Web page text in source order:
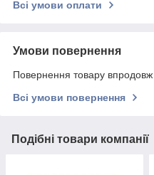
Всі умови оплати
Умови повернення
Повернення товару впродовж
Всі умови повернення
Подібні товари компанії